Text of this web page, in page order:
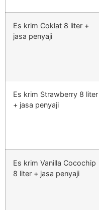
Es krim Coklat 8 liter +
jasa penyaji
Es krim Strawberry 8 liter
+ jasa penyaji
Es krim Vanilla Cocochip
8 liter + jasa penyaji